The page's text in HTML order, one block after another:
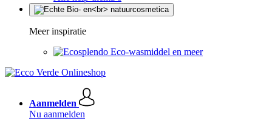
Meer inspiratie
Eco-wasmiddel en meer
Aanmelden
Nu aanmelden